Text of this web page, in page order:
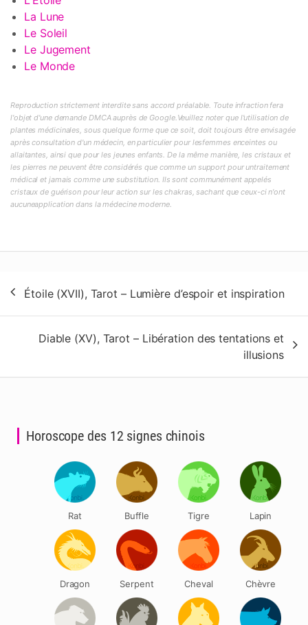
La Lune
Le Soleil
Le Jugement
Le Monde
Reproduction strictement interdite sans accord préalable. Toute infraction fera
l'objet d'une demande DMCA auprès de Google.Veuillez noter que l'utilisation de
plantes médicinales, sous quelque forme que ce soit, doit toujours être envisagée
après consultation d'un médecin, en particulier pour lesfemmes enceintes ou
allaitantes, ainsi que pour les jeunes enfants. De la même manière, les cristaux et
les pierres ne peuvent être considérés que comme un support pour untraitement
médical et jamais comme une substitution. Ils sont communément appelés
cristaux de guérison pour leur action sur les chakras, sachant que ceux-ci n'ont
aucuneapplication dans la médecine moderne.
de
l’article
Étoile (XVII), Tarot – Lumière d’espoir et inspiration
Diable (XV), Tarot – Libération des tentations et
illusions
Horoscope des 12 signes chinois
Rat Buffle Tigre Lapin
Dragon Serpent Cheval Chèvre